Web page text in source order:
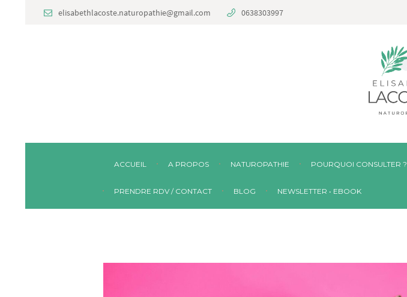
elisabethlacoste.naturopathie@gmail.com 0638303997
ACCUEIL A PROPOS NATUROPATHIE POURQUOI CONSULTER ?
PRENDRE RDV / CONTACT BLOG NEWSLETTER • EBOOK